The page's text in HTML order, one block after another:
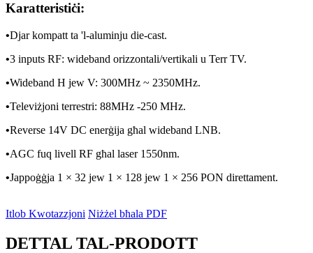
Karatteristiċi:
•Djar kompatt ta 'l-aluminju die-cast.
•3 inputs RF: wideband orizzontali/vertikali u Terr TV.
•Wideband H jew V: 300MHz ~ 2350MHz.
•Televiżjoni terrestri: 88MHz -250 MHz.
•Reverse 14V DC enerġija għal wideband LNB.
•AGC fuq livell RF għal laser 1550nm.
•Jappoġġja 1 × 32 jew 1 × 128 jew 1 × 256 PON direttament.
Itlob Kwotazzjoni Niżżel bħala PDF
DETTAL TAL-PRODOTT